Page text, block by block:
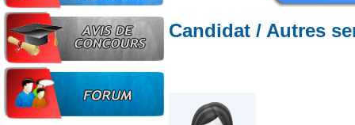
Candidat / Autres